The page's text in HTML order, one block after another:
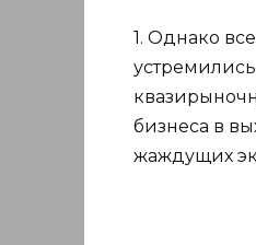
1. Однако
бизнеса в
жаждущих